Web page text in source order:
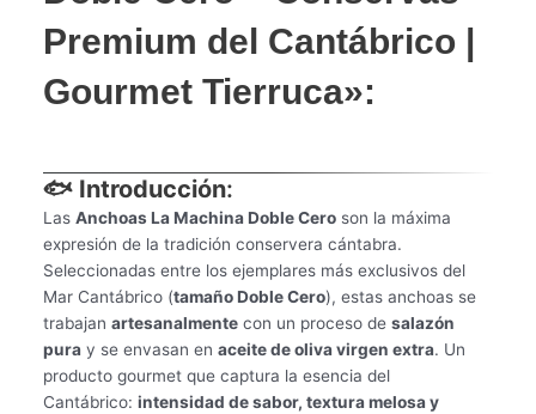
Premium del Cantábrico |
Gourmet Tierruca»:
🐟 Introducción:
Las Anchoas La Machina Doble Ceroson la máxima
expresión de la tradición conservera cántabra.
Seleccionadas entre los ejemplares más exclusivos del
Mar Cantábrico (tamaño Doble Cero), estas anchoas se
trabajan artesanalmentecon un proceso de salazón
puray se envasan en aceite de oliva virgen extra. Un
producto gourmet que captura la esencia del
Cantábrico: intensidad de sabor, textura melosa y